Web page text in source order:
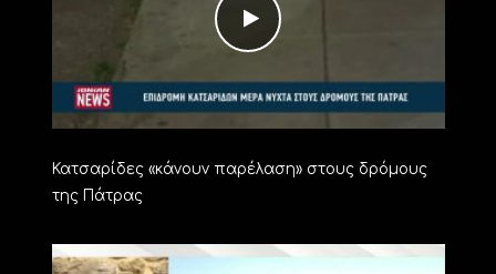
Κατσαρίδες «κάνουν παρέλαση» στους δρόμους
της Πάτρας